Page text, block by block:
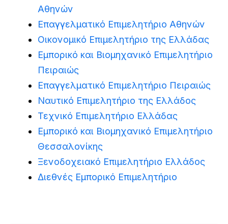
Αθηνών
Επαγγελματικό Επιμελητήριο Αθηνών
Οικονομικό Επιμελητήριο της Ελλάδας
Εμπορικό και Βιομηχανικό Επιμελητήριο
Πειραιώς
Επαγγελματικό Επιμελητήριο Πειραιώς
Ναυτικό Επιμελητήριο της Ελλάδος
Τεχνικό Επιμελητήριο Ελλάδας
Εμπορικό και Βιομηχανικό Επιμελητήριο
Θεσσαλονίκης
Ξενοδοχειακό Επιμελητήριο Ελλάδος
Διεθνές Εμπορικό Επιμελητήριο